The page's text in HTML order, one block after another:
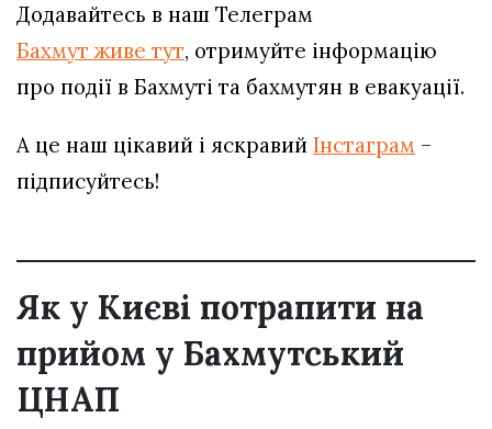
Додавайтесь в наш Телеграм
Бахмут живе тут, отримуйте інформацію
про події в Бахмуті та бахмутян в евакуації.
А це наш цікавий і яскравий Інстаграм –
підписуйтесь!
Як у Києві потрапити на
прийом у Бахмутський
ЦНАП